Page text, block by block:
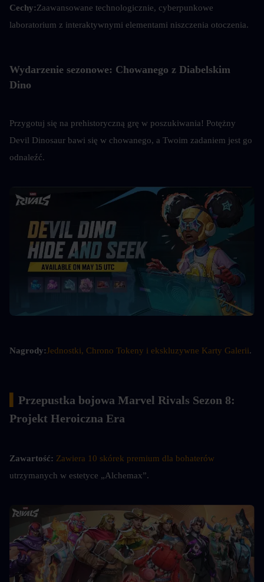
Cechy:Zaawansowane technologicznie, cyberpunkowe
laboratorium z interaktywnymi elementami niszczenia otoczenia.
Wydarzenie sezonowe: Chowanego z Diabelskim
Dino
Przygotuj się na prehistoryczną grę w poszukiwania! Potężny
Devil Dinosaur bawi się w chowanego, a Twoim zadaniem jest go
odnaleźć.
Nagrody:Jednostki, Chrono Tokeny i ekskluzywne Karty Galerii.
Przepustka bojowa Marvel Rivals Sezon 8:
Projekt Heroiczna Era
Zawartość: Zawiera 10 skórek premium dla bohaterów
utrzymanych w estetyce „Alchemax”.